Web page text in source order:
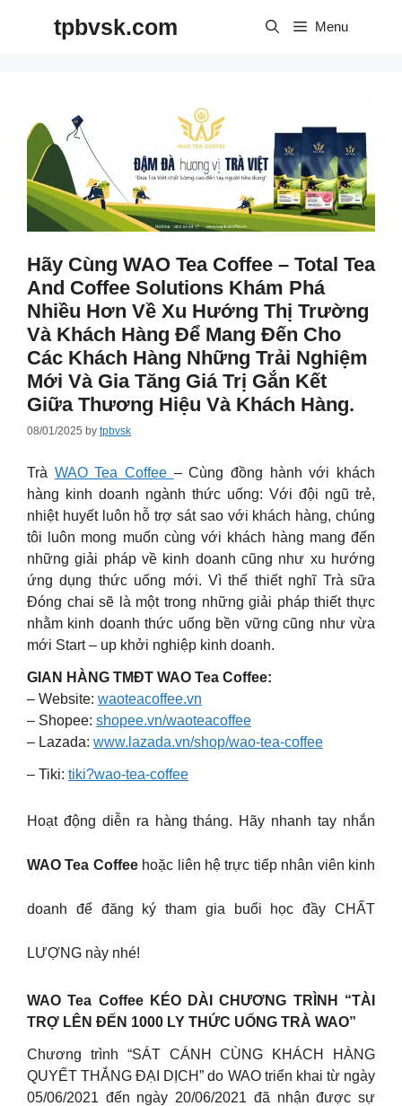
tpbvsk.com Menu
Hãy Cùng WAO Tea Coffee – Total Tea
And Coffee Solutions Khám Phá
Nhiều Hơn Về Xu Hướng Thị Trường
Và Khách Hàng Để Mang Đến Cho
Các Khách Hàng Những Trải Nghiệm
Mới Và Gia Tăng Giá Trị Gắn Kết
Giữa Thương Hiệu Và Khách Hàng.
08/01/2025 by tpbvsk
Trà WAO Tea Coffee – Cùng đồng hành với khách
hàng kinh doanh ngành thức uống: Với đội ngũ trẻ,
nhiệt huyết luôn hỗ trợ sát sao với khách hàng, chúng
tôi luôn mong muốn cùng với khách hàng mang đến
những giải pháp về kinh doanh cũng như xu hướng
ứng dụng thức uống mới. Vì thế thiết nghĩ Trà sữa
Đóng chai sẽ là một trong những giải pháp thiết thực
nhằm kinh doanh thức uống bền vững cũng như vừa
mới Start – up khởi nghiệp kinh doanh.
GIAN HÀNG TMĐT WAO Tea Coffee:
– Website: waoteacoffee.vn
– Shopee: shopee.vn/waoteacoffee
– Lazada: www.lazada.vn/shop/wao-tea-coffee
– Tiki: tiki?wao-tea-coffee
Hoạt động diễn ra hàng tháng. Hãy nhanh tay nhắn
WAO Tea Coffeehoặc liên hệ trực tiếp nhân viên kinh
doanh để đăng ký tham gia buổi học đầy CHẤT
LƯỢNG này nhé!
WAO Tea Coffee KÉO DÀI CHƯƠNG TRÌNH “TÀI
TRỢ LÊN ĐẾN 1000 LY THỨC UỐNG TRÀ WAO”
Chương trình “SÁT CÁNH CÙNG KHÁCH HÀNG
QUYẾT THẮNG ĐẠI DỊCH” do WAO triển khai từ ngày
05/06/2021 đến ngày 20/06/2021 đã nhận được sự